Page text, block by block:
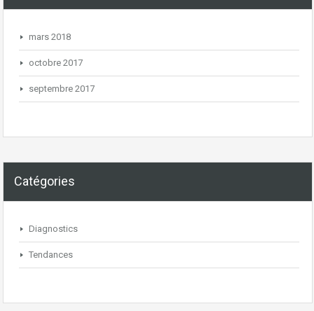
mars 2018
octobre 2017
septembre 2017
Catégories
Diagnostics
Tendances